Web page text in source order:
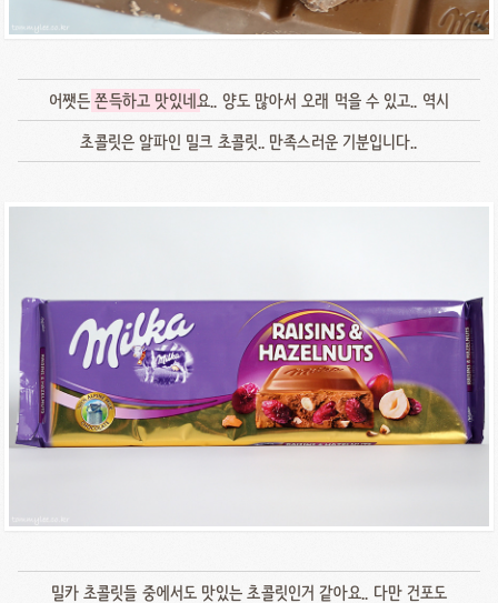
어쨋든쫀득하고 맛있네요.. 양도 많아서 오래 먹을 수 있고.. 역시
초콜릿은 알파인 밀크 초콜릿.. 만족스러운 기분입니다..
밀카 초콜릿들 중에서도 맛있는 초콜릿인거 같아요.. 다만 건포도